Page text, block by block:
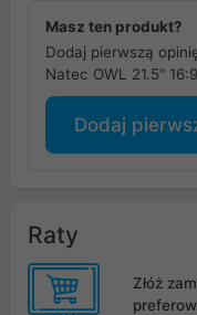
Masz ten produkt?
Dodaj pierwszą
Natec OWL 21.5"
Dodaj
Raty
Złóż